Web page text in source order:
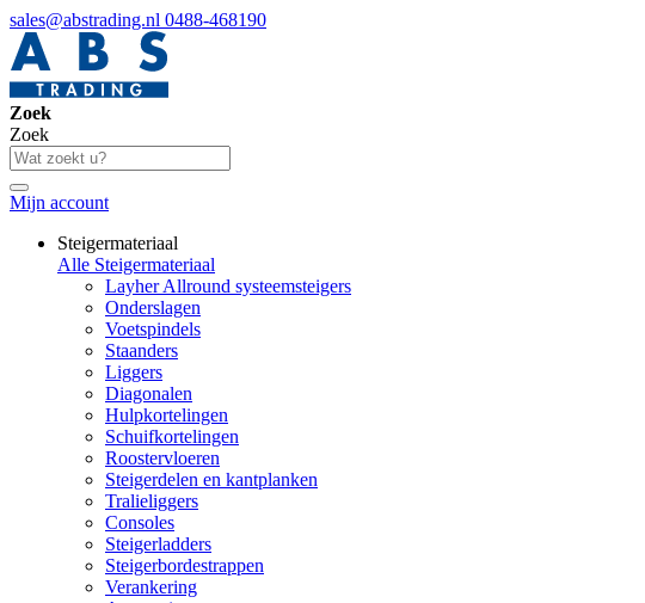
sales@abstrading.nl 0488-468190
Zoek
Zoek
Mijn account
Steigermateriaal
Alle Steigermateriaal
Layher Allround systeemsteigers
Onderslagen
Voetspindels
Staanders
Liggers
Diagonalen
Hulpkortelingen
Schuifkortelingen
Roostervloeren
Steigerdelen en kantplanken
Tralieliggers
Consoles
Steigerladders
Steigerbordestrappen
Verankering